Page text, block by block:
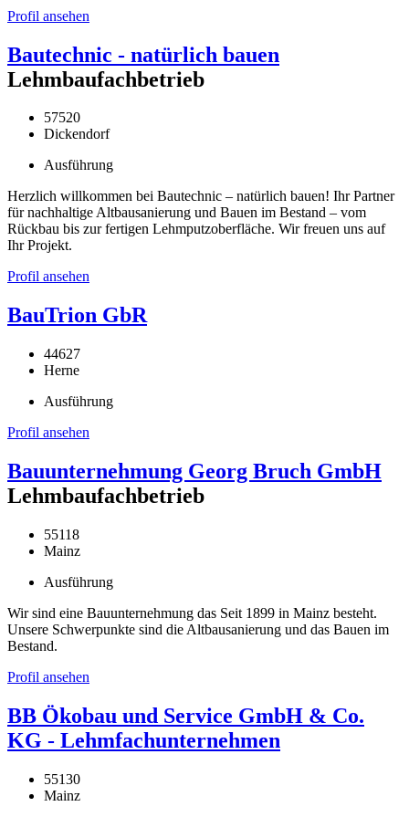
Profil ansehen
Bautechnic - natürlich bauen
Lehmbaufachbetrieb
57520
Dickendorf
Ausführung
Herzlich willkommen bei Bautechnic – natürlich bauen! Ihr Partner
für nachhaltige Altbausanierung und Bauen im Bestand – vom
Rückbau bis zur fertigen Lehmputzoberfläche. Wir freuen uns auf
Ihr Projekt.
Profil ansehen
BauTrion GbR
44627
Herne
Ausführung
Profil ansehen
Bauunternehmung Georg Bruch GmbH
Lehmbaufachbetrieb
55118
Mainz
Ausführung
Wir sind eine Bauunternehmung das Seit 1899 in Mainz besteht.
Unsere Schwerpunkte sind die Altbausanierung und das Bauen im
Bestand.
Profil ansehen
BB Ökobau und Service GmbH & Co.
KG - Lehmfachunternehmen
55130
Mainz